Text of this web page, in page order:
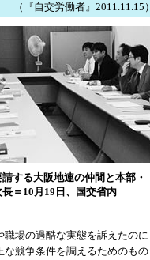
（『自交労働者』2011.11.15）
する大阪地連の仲間と本部・
＝10月19日、国交省内
場の過酷な実態を訴えたのに
競争条件を調えるためのもの